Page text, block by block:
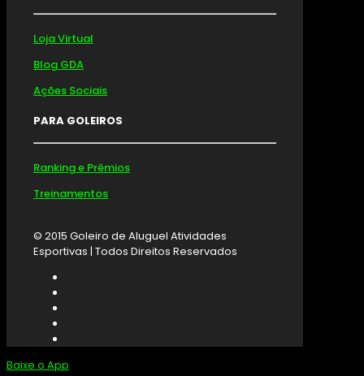
Loja Virtual
Blog GDA
Ações Sociais
PARA GOLEIROS
Ranking e Prêmios
Treinamentos
© 2015 Goleiro de Aluguel Atividades
Esportivas | Todos Direitos Reservados
Baixe o App